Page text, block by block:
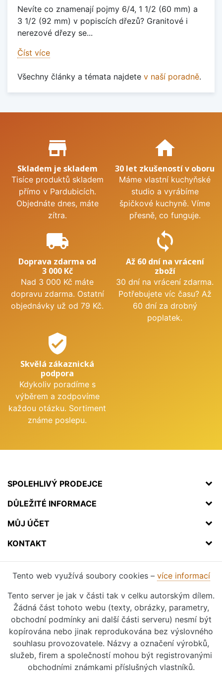
Nevíte co znamenají pojmy 6/4, 1 1/2 (60 mm) a
3 1/2 (92 mm) v popiscích dřezů? Granitové i
nerezové dřezy se...
Číst více
Všechny články a témata najdete v naší poradně.
Proč nakupovat u nás?
store_mall_directory
Skladem je skladem
Tisíce produktů skladem
přímo v Pardubicích.
Objednáte dnes, máte
zítra.
home
30 let zkušeností v oboru
Máme vlastní kuchyňské
studio a vyrábíme
špičkové kuchyně. Víme
přesně, co funguje.
local_shipping
Doprava zdarma od
3 000 Kč
Nad 3 000 Kč máte
dopravu zdarma. Ostatní
objednávky už od 79 Kč.
sync
Až 60 dní na vrácení
zboží
30 dní na vrácení zdarma.
Potřebujete víc času? Až
60 dní za drobný
poplatek.
verified_user
Skvělá zákaznická
podpora
Kdykoliv poradíme s
výběrem a zodpovíme
každou otázku. Sortiment
známe poslepu.
SPOLEHLIVÝ PRODEJCE
DŮLEŽITÉ INFORMACE
MŮJ ÚČET
KONTAKT
Tento web využívá soubory cookies – více informací
Tento server je jak v části tak v celku autorským dílem.
Žádná část tohoto webu (texty, obrázky, parametry,
obchodní podmínky ani další části serveru) nesmí být
kopírována nebo jinak reprodukována bez výslovného
souhlasu provozovatele. Názvy a označení výrobků,
služeb, firem a společností mohou být registrovanými
obchodními známkami příslušných vlastníků.